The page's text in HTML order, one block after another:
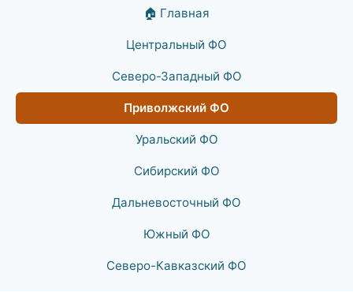
🏠 Главная
Центральный ФО
Северо-Западный ФО
Приволжский ФО
Уральский ФО
Сибирский ФО
Дальневосточный ФО
Южный ФО
Северо-Кавказский ФО